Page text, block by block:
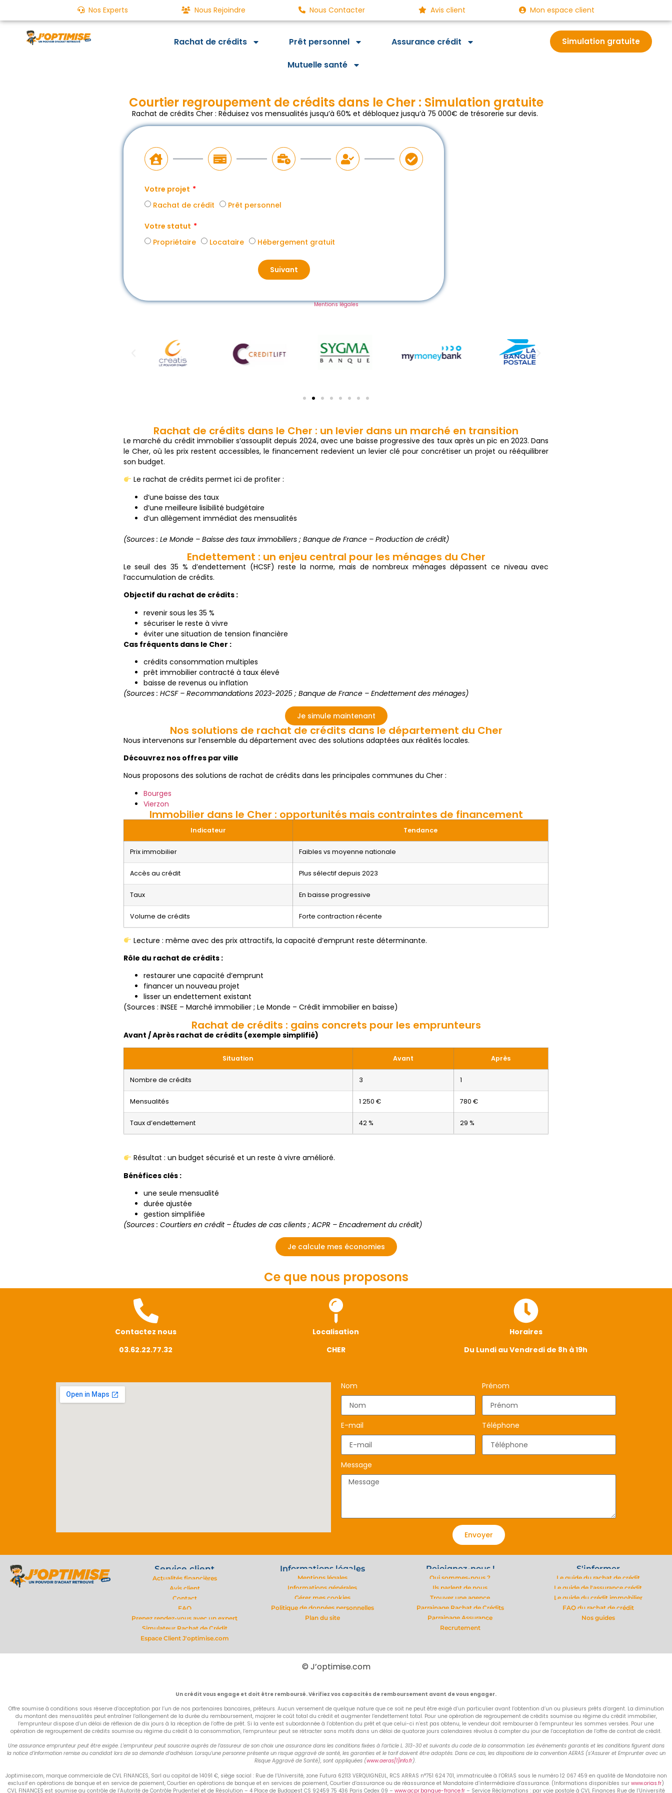
Nos Experts Nous Rejoindre Nous Contacter Avis client Mon espace client
Rachat de crédits Prêt personnel
Assurance crédit
Mutuelle santé
Simulation gratuite
Courtier regroupement de crédits dans le Cher : Simulation gratuite
Rachat de crédits Cher : Réduisez vos mensualités jusqu’à 60% et débloquez jusqu’à 75 000€ de trésorerie sur devis.
Votre projet
Rachat de crédit
Prêt personnel
Votre statut
Propriétaire
Locataire Hébergement gratuit
Suivant
Mentions légales
Rachat de crédits dans le Cher : un levier dans un marché en transition
Le marché du crédit immobilier s’assouplit depuis 2024, avec une baisse progressive des taux après un pic en 2023. Dans
le Cher, où les prix restent accessibles, le financement redevient un levier clé pour concrétiser un projet ou rééquilibrer
son budget.
Le rachat de crédits permet ici de profiter :
d’une baisse des taux
d’une meilleure lisibilité budgétaire
d’un allègement immédiat des mensualités
(Sources : Le Monde – Baisse des taux immobiliers ; Banque de France – Production de crédit)
Endettement : un enjeu central pour les ménages du Cher
Le seuil des 35 % d’endettement (HCSF) reste la norme, mais de nombreux ménages dépassent ce niveau avec
l’accumulation de crédits.
Objectif du rachat de crédits :
revenir sous les 35 %
sécuriser le reste à vivre
éviter une situation de tension financière
Cas fréquents dans le Cher :
crédits consommation multiples
prêt immobilier contracté à taux élevé
baisse de revenus ou inflation
(Sources : HCSF – Recommandations 2023-2025 ; Banque de France – Endettement des ménages)
Je simule maintenant
Nos solutions de rachat de crédits dans le département du Cher
Nous intervenons sur l’ensemble du département avec des solutions adaptées aux réalités locales.
Découvrez nos offres par ville
Nous proposons des solutions de rachat de crédits dans les principales communes du Cher :
Bourges
Vierzon
Immobilier dans le Cher : opportunités mais contraintes de financement
Indicateur Tendance
Prix immobilier Faibles vs moyenne nationale
Accès au crédit Plus sélectif depuis 2023
Taux En baisse progressive
Volume de crédits Forte contraction récente
Lecture : même avec des prix attractifs, la capacité d’emprunt reste déterminante.
Rôle du rachat de crédits :
restaurer une capacité d’emprunt
financer un nouveau projet
lisser un endettement existant
(Sources : INSEE – Marché immobilier ; Le Monde – Crédit immobilier en baisse)
Rachat de crédits : gains concrets pour les emprunteurs
Avant / Après rachat de crédits (exemple simplifié)
Situation Avant Après
Nombre de crédits 3 1
Mensualités 1 250 € 780 €
Taux d’endettement 42 % 29 %
Résultat : un budget sécurisé et un reste à vivre amélioré.
Bénéfices clés :
une seule mensualité
durée ajustée
gestion simplifiée
(Sources : Courtiers en crédit – Études de cas clients ; ACPR – Encadrement du crédit)
Je calcule mes économies
Ce que nous proposons
Contactez nous
03.62.22.77.32
Localisation
CHER
Horaires
Du Lundi au Vendredi de 8h à 19h
Nom Prénom
E-mail Téléphone
Message
Envoyer
Service client
Actualités financières
Avis client
Contact
FAQ
Prenez rendez-vous avec un expert
Simulateur Rachat de Crédit
Espace Client J'optimise.com
Informations légales
Mentions légales
Informations générales
Gérer mes cookies
Politique de données personnelles
Plan du site
Rejoignez-nous !
Qui sommes-nous ?
Ils parlent de nous
Trouver une agence
Parrainage Rachat de Crédits
Parrainage Assurance
Recrutement
S'informer
Le guide du rachat de crédit
Le guide de l'assurance crédit
Le guide du crédit immobilier
FAQ du rachat de crédit
Nos guides
© J’optimise.com
Un crédit vous engage et doit être remboursé. Vérifiez vos capacités de remboursement avant de vous engager.
Offre soumise à conditions sous réserve d’acceptation par l’un de nos partenaires bancaires, prêteurs. Aucun versement de quelque nature que ce soit ne peut être exigé d’un particulier avant l’obtention d’un ou plusieurs prêts d’argent. La diminution
du montant des mensualités peut entraîner l’allongement de la durée du remboursement, majorer le coût total du crédit et augmenter l’endettement total. Pour une opération de regroupement de crédits soumise au régime du crédit immobilier,
l’emprunteur dispose d’un délai de réflexion de dix jours à la réception de l’offre de prêt. Si la vente est subordonnée à l’obtention du prêt et que celui-ci n’est pas obtenu, le vendeur doit rembourser à l’emprunteur les sommes versées. Pour une
opération de regroupement de crédits soumise au régime du crédit à la consommation, l’emprunteur peut se rétracter sans motifs dans un délai de quatorze jours calendaires révolus à compter du jour de l’acceptation de l’offre de contrat de crédit.
Une assurance emprunteur peut être exigée. L’emprunteur peut souscrire auprès de l’assureur de son choix une assurance dans les conditions fixées à l’article L. 313-30 et suivants du code de la consommation. Les événements garantis et les conditions figurent dans
la notice d’information remise au candidat lors de sa demande d’adhésion. Lorsqu’une personne présente un risque aggravé de santé, les garanties et le tarif doivent être adaptés. Dans ce cas, les dispositions de la convention AERAS (s’Assurer et Emprunter avec un
Risque Aggravé de Santé), sont appliquées (www.aeras[1]info.fr).
Joptimise.com, marque commerciale de CVL FINANCES, Sarl au capital de 14091 €, siège social : Rue de l’Université, zone Futura 62113 VERQUIGNEUL, RCS ARRAS n°751 624 701, immatriculée à l’ORIAS sous le numéro 12 067 459 en qualité de Mandataire non
exclusif en opérations de banque et en service de paiement, Courtier en opérations de banque et en services de paiement, Courtier d’assurance ou de réassurance et Mandataire d’intermédiaire d’assurance. (Informations disponibles sur www.orias.fr)
CVL FINANCES est soumise au contrôle de l’Autorité de Contrôle Prudentiel et de Résolution – 4 Place de Budapest CS 92459 75 436 Paris Cedex 09 – www.acpr.banque-france.fr– Service Réclamations : par voie postale à CVL Finances Rue de l’Université